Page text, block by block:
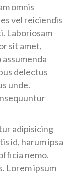
omnis
vel reiciendis
Laboriosam
sit amet,
delectus
unde.
adipisicing
id, harum ipsa
nemo.
Lorem ipsum